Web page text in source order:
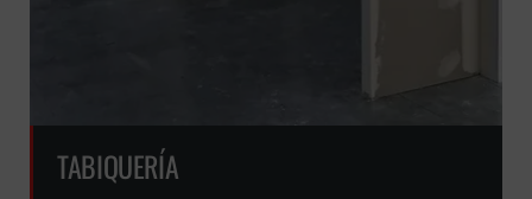
TABIQUERÍA